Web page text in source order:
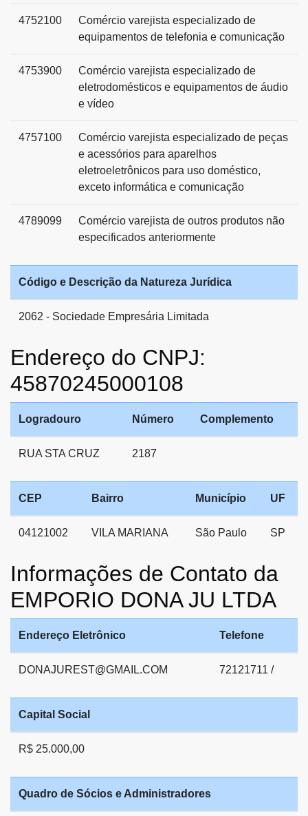
4752100
Comércio varejista especializado de
equipamentos de telefonia e comunicação
4753900
Comércio varejista especializado de
eletrodomésticos e equipamentos de áudio
e vídeo
4757100
Comércio varejista especializado de peças
e acessórios para aparelhos
eletroeletrônicos para uso doméstico,
exceto informática e comunicação
4789099
Comércio varejista de outros produtos não
especificados anteriormente
Código e Descrição da Natureza Jurídica
2062 - Sociedade Empresária Limitada
Endereço do CNPJ:
45870245000108
Logradouro Número Complemento
RUA STA CRUZ 2187
CEP Bairro Município UF
04121002 VILA MARIANA São Paulo SP
Informações de Contato da
EMPORIO DONA JU LTDA
Endereço Eletrônico Telefone
DONAJUREST@GMAIL.COM 72121711 /
Capital Social
R$ 25.000,00
Quadro de Sócios e Administradores